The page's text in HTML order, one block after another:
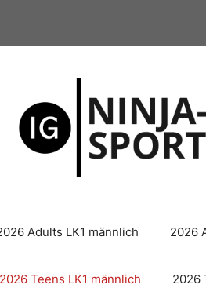
Adults LK1 männlich 2026
2026 Teens LK1 männlich 2026